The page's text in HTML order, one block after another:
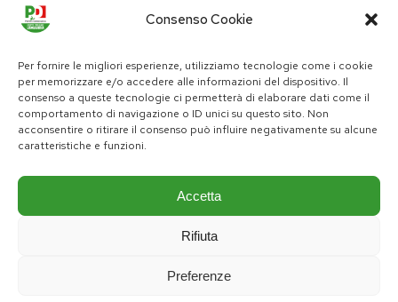
Consenso Cookie
Per fornire le migliori esperienze, utilizziamo tecnologie come i cookie
per memorizzare e/o accedere alle informazioni del dispositivo. Il
consenso a queste tecnologie ci permetterà di elaborare dati come il
comportamento di navigazione o ID unici su questo sito. Non
acconsentire o ritirare il consenso può influire negativamente su alcune
caratteristiche e funzioni.
Accetta
Rifiuta
Preferenze
Tutela dei dati personali|Politica sui cookie
pd@consiglio.regione.lombardia.it
ufficiostampa.pd@consiglio.regione.lombardia.it
Pagine Facebook Gruppo Consiliare PD LombardiaPagina Messenger Gruppo Consiliare PD LombardiaPagina Instagram Gruppo PD LombardiaPagina Youtube Gruppo PD Lombardia